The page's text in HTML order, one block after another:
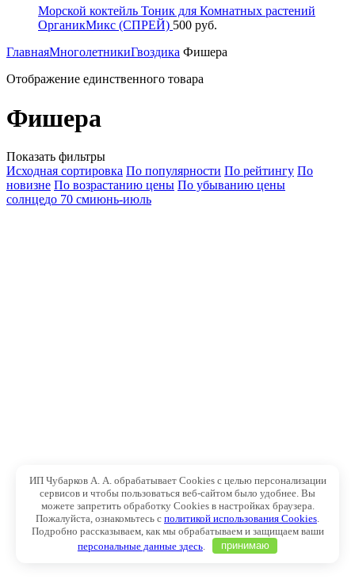
Морской коктейль Тоник для Комнатных растений
ОрганикМикс (СПРЕЙ) 500 руб.
ГлавнаяМноголетникиГвоздика Фишера
Отображение единственного товара
Фишера
Показать фильтры
Исходная сортировка По популярности По рейтингу По
новизне По возрастанию цены По убыванию цены
солнцедо 70 смиюнь-июль
ИП Чубарков А. А. обрабатывает Cookies с целью персонализации
сервисов и чтобы пользоваться веб-сайтом было удобнее. Вы
можете запретить обработку Cookies в настройках браузера.
Пожалуйста, ознакомьтесь с политикой использования Cookies
Подробно рассказываем, как мы обрабатываем и защищаем ваши
персональные данные здесь. принимаю